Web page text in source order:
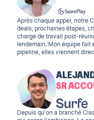
Après chaque appel, notre
deals, prochaines étapes,
charge de travail post-
lendemain. Mon équipe fait
pipeline, elles viennent
SR
Depuis qu'on a branché